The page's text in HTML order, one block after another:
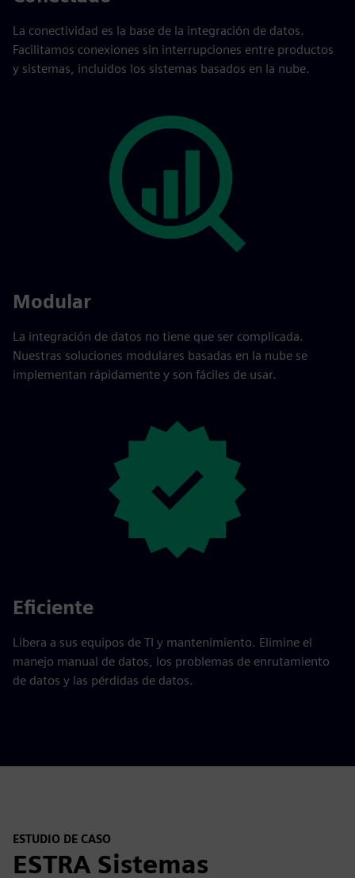
La conectividad es la base de la integración de datos.
Facilitamos conexiones sin interrupciones entre productos
y sistemas, incluidos los sistemas basados en la nube.
Modular
La integración de datos no tiene que ser complicada.
Nuestras soluciones modulares basadas en la nube se
implementan rápidamente y son fáciles de usar.
Eficiente
Libera a sus equipos de TI y mantenimiento. Elimine el
manejo manual de datos, los problemas de enrutamiento
de datos y las pérdidas de datos.
ESTUDIO DE CASO
ESTRA Sistemas